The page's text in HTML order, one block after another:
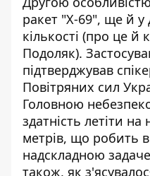
ракет "Х-69", ще й у
кількості (про це й
Подоляк).
підтверджував
Повітряних сил
Головною
здатність летіти
метрів, що робить
надскладною
також, як